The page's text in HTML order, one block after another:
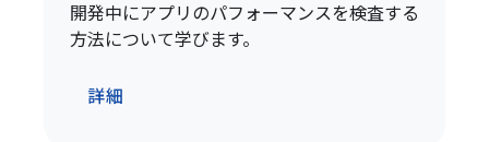
開発中にアプリのパフォーマンスを検査する
方法について学びます。
詳細